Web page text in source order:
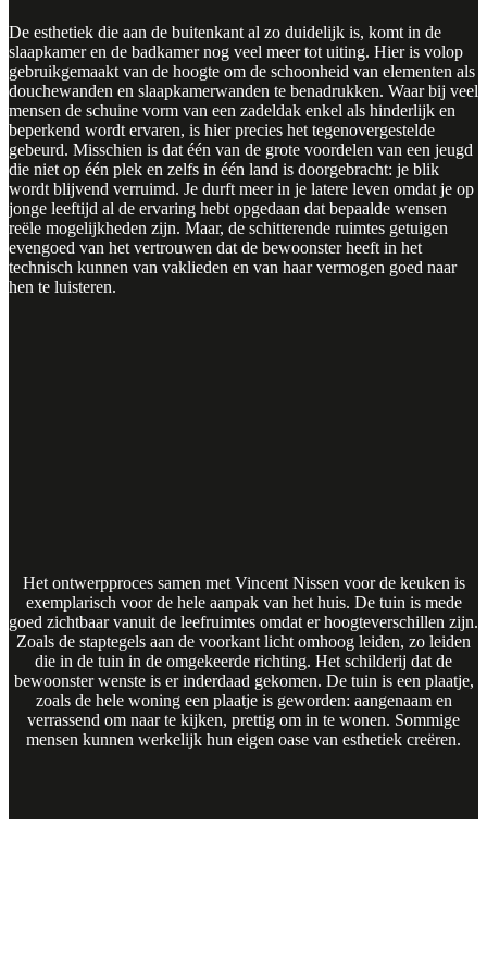
De esthetiek die aan de buitenkant al zo duidelijk is, komt in de
slaapkamer en de badkamer nog veel meer tot uiting. Hier is volop
gebruikgemaakt van de hoogte om de schoonheid van elementen als
douchewanden en slaapkamerwanden te benadrukken. Waar bij veel
mensen de schuine vorm van een zadeldak enkel als hinderlijk en
beperkend wordt ervaren, is hier precies het tegenovergestelde
gebeurd. Misschien is dat één van de grote voordelen van een jeugd
die niet op één plek en zelfs in één land is doorgebracht: je blik
wordt blijvend verruimd. Je durft meer in je latere leven omdat je op
jonge leeftijd al de ervaring hebt opgedaan dat bepaalde wensen
reële mogelijkheden zijn. Maar, de schitterende ruimtes getuigen
evengoed van het vertrouwen dat de bewoonster heeft in het
technisch kunnen van vaklieden en van haar vermogen goed naar
hen te luisteren.
Het ontwerpproces samen met Vincent Nissen voor de keuken is
exemplarisch voor de hele aanpak van het huis. De tuin is mede
goed zichtbaar vanuit de leefruimtes omdat er hoogteverschillen zijn.
Zoals de staptegels aan de voorkant licht omhoog leiden, zo leiden
die in de tuin in de omgekeerde richting. Het schilderij dat de
bewoonster wenste is er inderdaad gekomen. De tuin is een plaatje,
zoals de hele woning een plaatje is geworden: aangenaam en
verrassend om naar te kijken, prettig om in te wonen. Sommige
mensen kunnen werkelijk hun eigen oase van esthetiek creëren.